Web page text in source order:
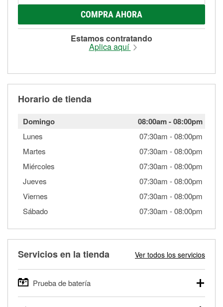
COMPRA AHORA
Estamos contratando
Aplica aquí
Horario de tienda
Domingo 08:00am-08:00pm
Lunes 07:30am -08:00pm
Martes
07:30am -08:00pm
Miércoles
07:30am -08:00pm
Jueves
07:30am -08:00pm
Viernes
07:30am -08:00pm
Sábado
07:30am -08:00pm
Servicios en la tienda Ver todos los servicios
Prueba de batería